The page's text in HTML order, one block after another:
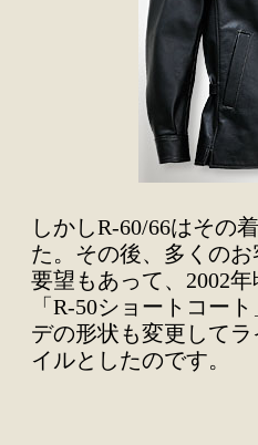
しかしR-60/66はその
た。その後、多くの
要望もあって、2002
「R-50ショートコー
デの形状も変更して
イルとしたのです。